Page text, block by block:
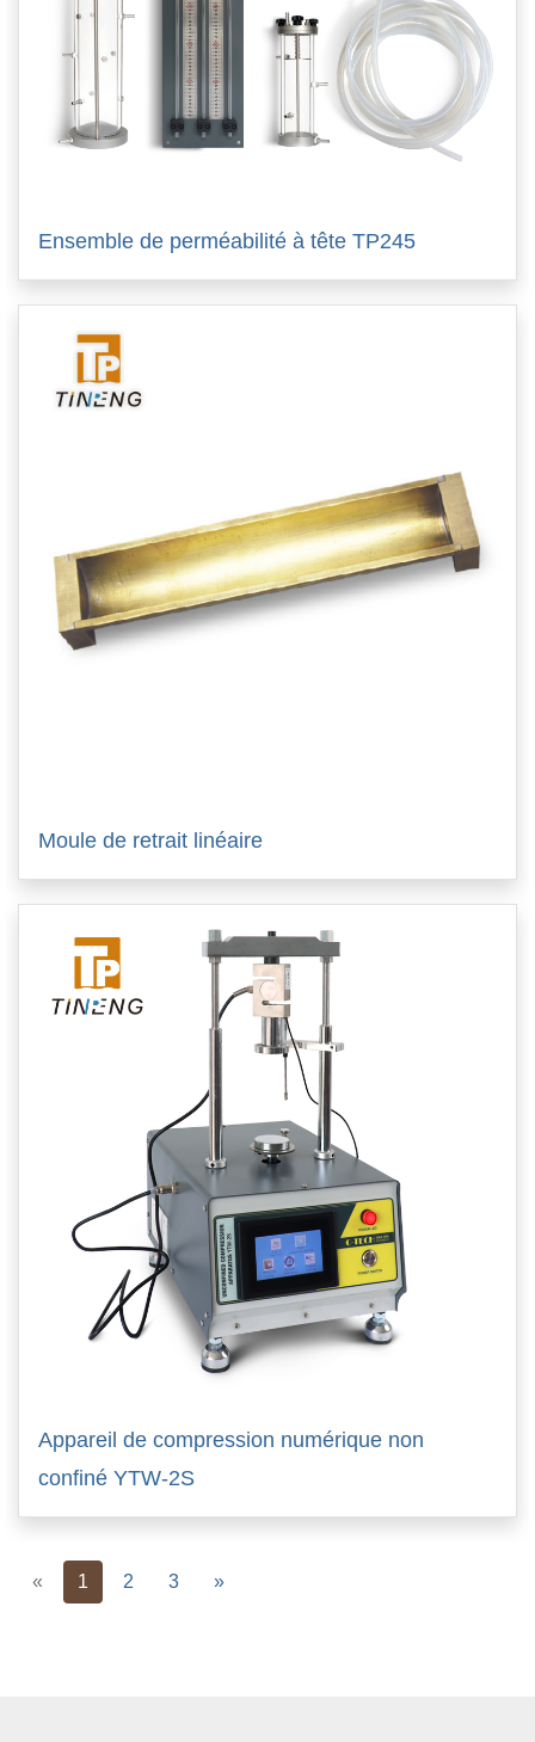
Ensemble de perméabilité à tête TP245
Moule de retrait linéaire
Appareil de compression numérique non
confiné YTW-2S
« Previous
1 2 3 »Next